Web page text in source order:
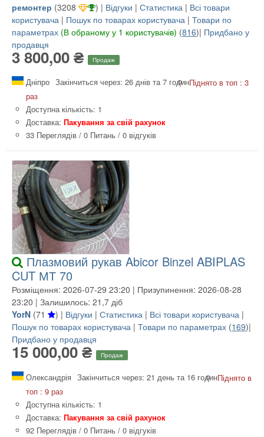
ремонтер (3208 ) | Відгуки | Статистика | Всі товари
користувача | Пошук по товарах користувача | Товари по
параметрах (В обраному у 1 користувачів) (816)| Придбано у
продавця
3 800,00 ₴ Продаж
Дніпро Закінчиться через: 26 днів та 7 годинПіднято в топ : 3
раз
Доступна кількість: 1
Доставка: Пакування за свій рахунок
33 Переглядів / 0 Питань / 0 відгуків
Плазмовий рукав Abicor Binzel ABIPLAS
CUT МТ 70
Розміщення: 2026-07-29 23:20 | Призупинення: 2026-08-28
23:20 | Залишилось: 21,7 діб
YorN (71 ) | Відгуки | Статистика | Всі товари користувача |
Пошук по товарах користувача | Товари по параметрах (169)|
Придбано у продавця
15 000,00 ₴ Продаж
Олександрія Закінчиться через: 21 день та 16 годинПіднято в
топ : 9 раз
Доступна кількість: 1
Доставка: Пакування за свій рахунок
92 Переглядів / 0 Питань / 0 відгуків